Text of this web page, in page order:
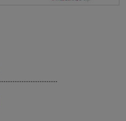
................................